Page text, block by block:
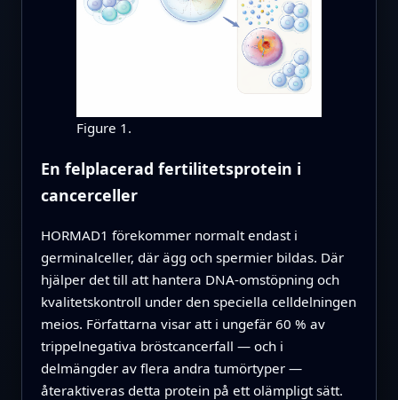
Figure 1.
En felplacerad fertilitetsprotein i
cancerceller
HORMAD1 förekommer normalt endast i
germinalceller, där ägg och spermier bildas. Där
hjälper det till att hantera DNA‑omstöpning och
kvalitetskontroll under den speciella celldelningen
meios. Författarna visar att i ungefär 60 % av
trippelnegativa bröstcancerfall — och i
delmängder av flera andra tumörtyper —
återaktiveras detta protein på ett olämpligt sätt.